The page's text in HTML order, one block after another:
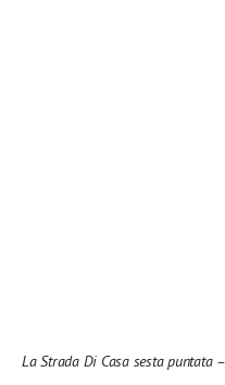
La Strada Di Casa sesta